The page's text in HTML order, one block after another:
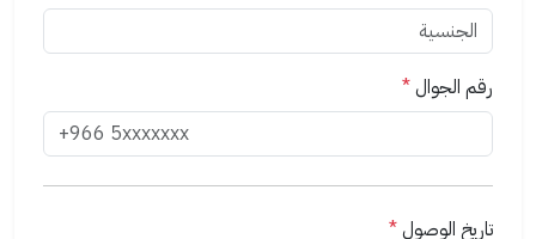
رقم الجوال*
تاريخ الوصول*